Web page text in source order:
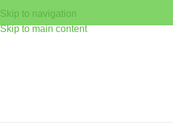
Skip to navigation
Skip to main content